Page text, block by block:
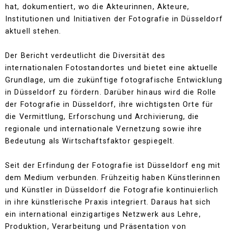
hat, dokumentiert, wo die Akteurinnen, Akteure,
Institutionen und Initiativen der Fotografie in Düsseldorf
aktuell stehen.
Der Bericht verdeutlicht die Diversität des
internationalen Fotostandortes und bietet eine aktuelle
Grundlage, um die zukünftige fotografische Entwicklung
in Düsseldorf zu fördern. Darüber hinaus wird die Rolle
der Fotografie in Düsseldorf, ihre wichtigsten Orte für
die Vermittlung, Erforschung und Archivierung, die
regionale und internationale Vernetzung sowie ihre
Bedeutung als Wirtschaftsfaktor gespiegelt.
Seit der Erfindung der Fotografie ist Düsseldorf eng mit
dem Medium verbunden. Frühzeitig haben Künstlerinnen
und Künstler in Düsseldorf die Fotografie kontinuierlich
in ihre künstlerische Praxis integriert. Daraus hat sich
ein international einzigartiges Netzwerk aus Lehre,
Produktion, Verarbeitung und Präsentation von